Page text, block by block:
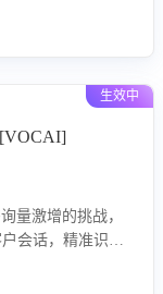
生效中
量激增的挑战，
会话，精准识别
队政策解读准确